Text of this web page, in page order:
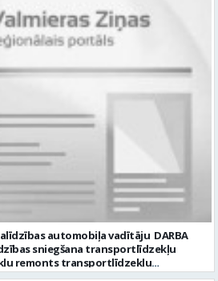
EUR 1200 bruto (atkarīgs no
algu - Profesionālus un
tālruni: 28319289 Profesija:
Algas izmaksas veids: Laika darba alga
Gravas iela 2, Kocēni, Kocēnu pag.,
vesela slodze Darbības joma: Ražošana
līdz: 2027-09-07 Darba sākšanas
Davids Pavlovs
automobiļa vadītāju DARBA
sniegšana transportlīdzekļu
remonts transportlīdzekļu
PRASĪBAS PRETENDENTIEM: